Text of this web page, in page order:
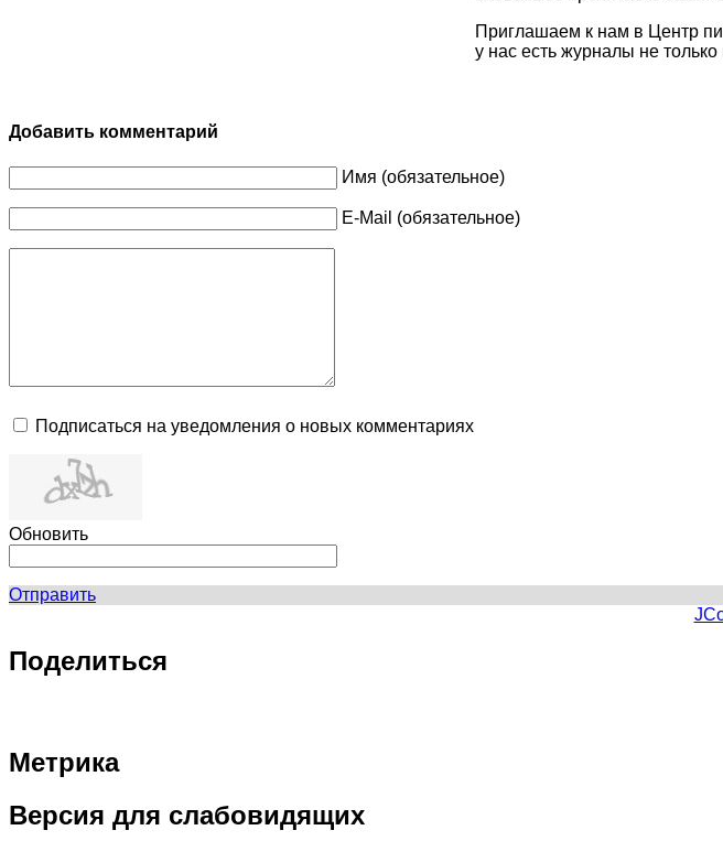
Приглашаем к нам в Центр
у нас есть журналы не
Добавить комментарий
Имя (обязательное)
E-Mail (обязательное)
Подписаться на уведомления о новых комментариях
Обновить
Отправить
Поделиться
Метрика
Версия для слабовидящих